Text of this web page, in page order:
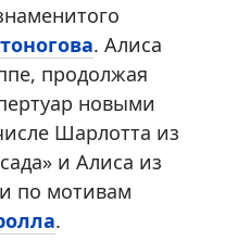
. Алиса
продолжая
новыми
Шарлотта из
и Алиса из
по мотивам
.